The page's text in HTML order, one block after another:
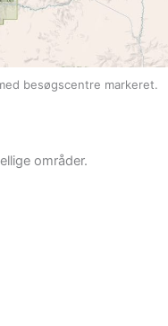
besøgscentre markeret.
områder.